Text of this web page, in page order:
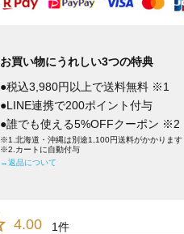
お買い物にうれしい3つの特典
●税込3,980円以上で送料無料 ※1
●LINE連携で200ポイント付与
●誰でも使える5%OFFクーポン ※2
※1.北海道・沖縄は別途1,100円送料がかかります
※2.カートに自動付与
→返品について
4.00 1